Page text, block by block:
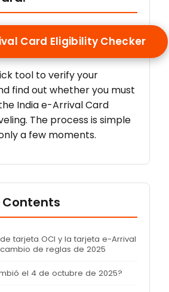
Card Eligibility Checker
tool to verify your
find out whether you must
India e-Arrival Card
The process is simple
a few moments.
tarjeta OCI y la tarjeta e-Arrival
de reglas de 2025
el 4 de octubre de 2025?